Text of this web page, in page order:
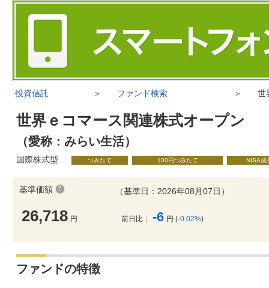
投資信託 ＞ ファンド検索 ＞ 世
世界ｅコマース関連株式オープン
（愛称：みらい生活）
国際株式型 つみたて 100円つみたて NISA成
基準価額
26,718 円
（基準日：2026年08月07日）
前日比： -6 円 (-0.02%)
ファンドの特徴